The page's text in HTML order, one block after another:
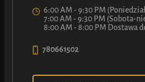
6:00 AM - 9:30 PM
7:00 AM - 9:30 PM (Sobota-
8:00 AM - 8:00 PM Dostawa
780661502